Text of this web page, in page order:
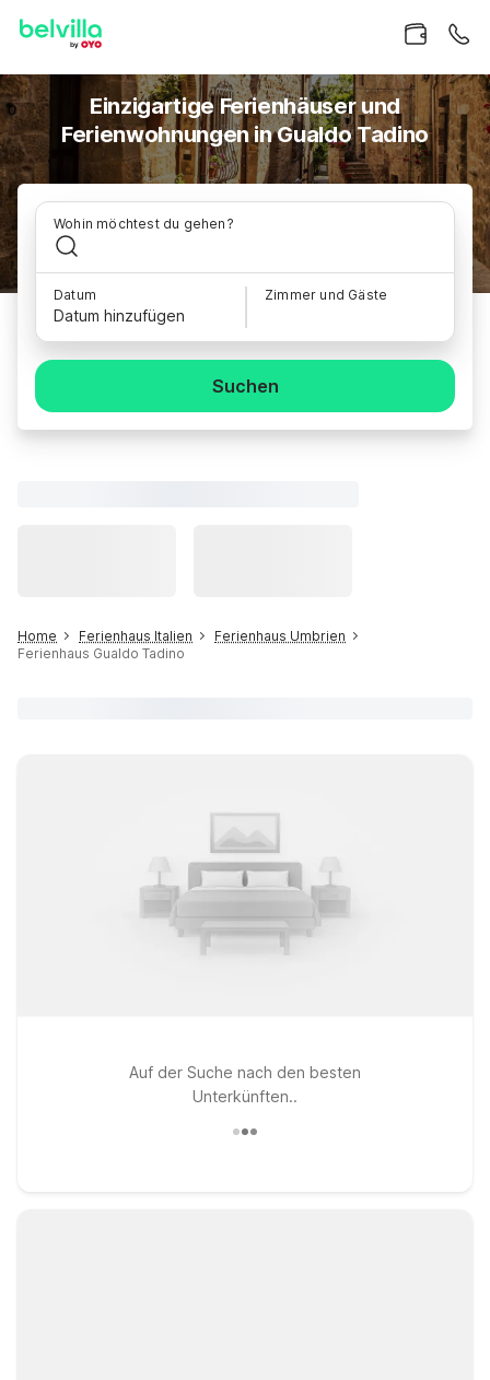
Einzigartige Ferienhäuser und
Ferienwohnungen in Gualdo Tadino
Wohin möchtest du gehen?
Datum
Datum hinzufügen
Zimmer und Gäste
Suchen
Home Ferienhaus Italien
Ferienhaus Umbrien
Ferienhaus Gualdo Tadino
Auf der Suche nach den besten
Unterkünften..